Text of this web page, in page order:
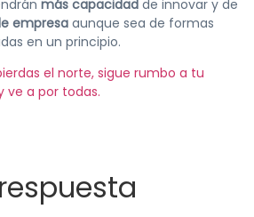
más capacidad de innovar y de
empresa aunque sea de formas
en un principio.
el norte, sigue rumbo a tu
ve a por todas.